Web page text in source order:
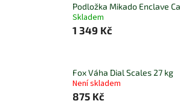
Podložka Mikado Enclave
Skladem
1 349 Kč
Fox Váha Dial Scales 27 kg
Není skladem
875 Kč